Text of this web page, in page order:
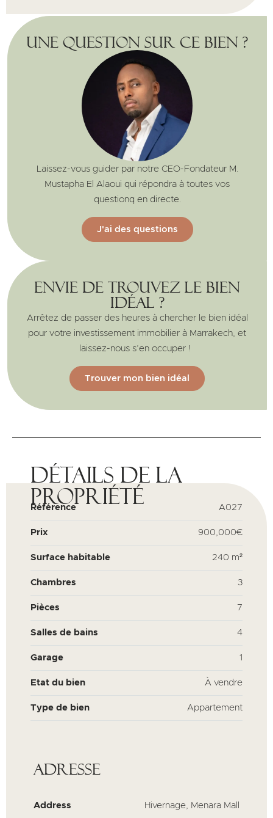
Envie de trouvez le bien
idéal ?
Arrêtez de passer des heures à chercher le bien idéal
pour votre investissement immobilier à Marrakech, et
laissez-nous s’en occuper !
Trouver mon bien idéal
Une question sur ce bien ?
Laissez-vous guider par notre CEO-Fondateur M.
Mustapha El Alaoui qui répondra à toutes vos
questionq en directe.
J'ai des questions
Détails de la
propriété
Référence A027
Prix 900,000€
Surface habitable 240 m²
Chambres 3
Pièces 7
Salles de bains 4
Garage 1
Etat du bien À vendre
Type de bien Appartement
Adresse
Address Hivernage, Menara Mall